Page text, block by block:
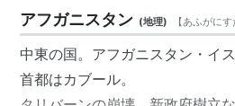
アフガニスタン (地理) 【あふがにす
中東の国。 アフガニスタン・イ
首都はカブール。